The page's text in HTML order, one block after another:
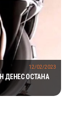
ДЕНЕС ОСТАНА
12/02/2023